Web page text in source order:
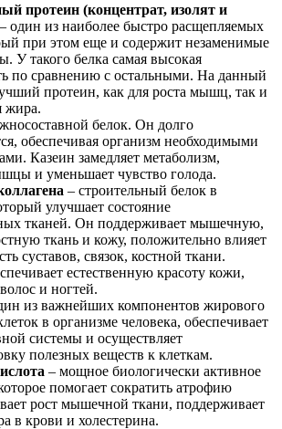
протеин (концентрат, изолят и
– один из наиболее быстро расщепляемых
при этом еще и содержит незаменимые
У такого белка самая высокая
по сравнению с остальными. На данный
протеин, как для роста мышц, так и
жира.
белок. Он долго
обеспечивая организм необходимыми
Казеин замедляет метаболизм,
и уменьшает чувство голода.
– строительный белок в
улучшает состояние
тканей. Он поддерживает мышечную,
ткань и кожу, положительно влияет
суставов, связок, костной ткани.
естественную красоту кожи,
и ногтей.
из важнейших компонентов жирового
в организме человека, обеспечивает
системы и осуществляет
полезных веществ к клеткам.
– мощное биологически активное
помогает сократить атрофию
рост мышечной ткани, поддерживает
в крови и холестерина.